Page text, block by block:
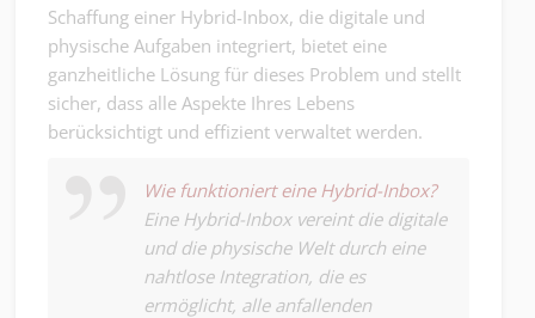
Schaffung einer Hybrid-Inbox, die digitale und
physische Aufgaben integriert, bietet eine
ganzheitliche Lösung für dieses Problem und stellt
sicher, dass alle Aspekte Ihres Lebens
berücksichtigt und effizient verwaltet werden.
Wie funktioniert eine Hybrid-Inbox?
Eine Hybrid-Inbox vereint die digitale
und die physische Welt durch eine
nahtlose Integration, die es
ermöglicht, alle anfallenden